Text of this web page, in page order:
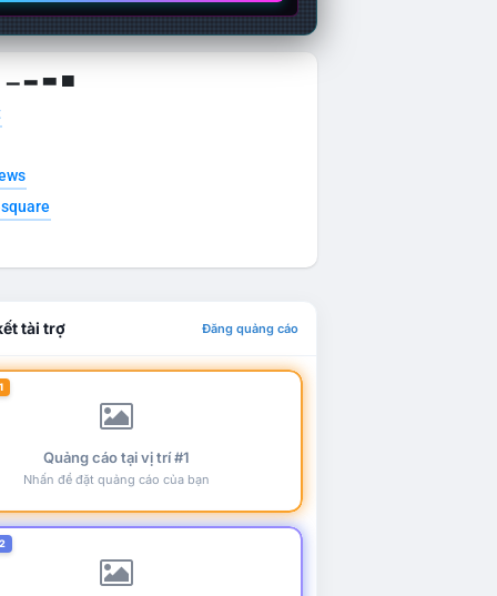
▁ ▂ ▃ ▄
tài trợ Đăng quảng cáo
Quảng cáo tại vị trí #1
Nhấn để đặt quảng cáo của bạn